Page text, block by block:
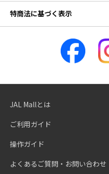
特商法に基づく表示
JAL Mallとは
ご利用ガイド
操作ガイド
よくあるご質問・お問い合わせ